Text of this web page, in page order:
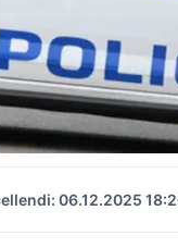
06.12.2025